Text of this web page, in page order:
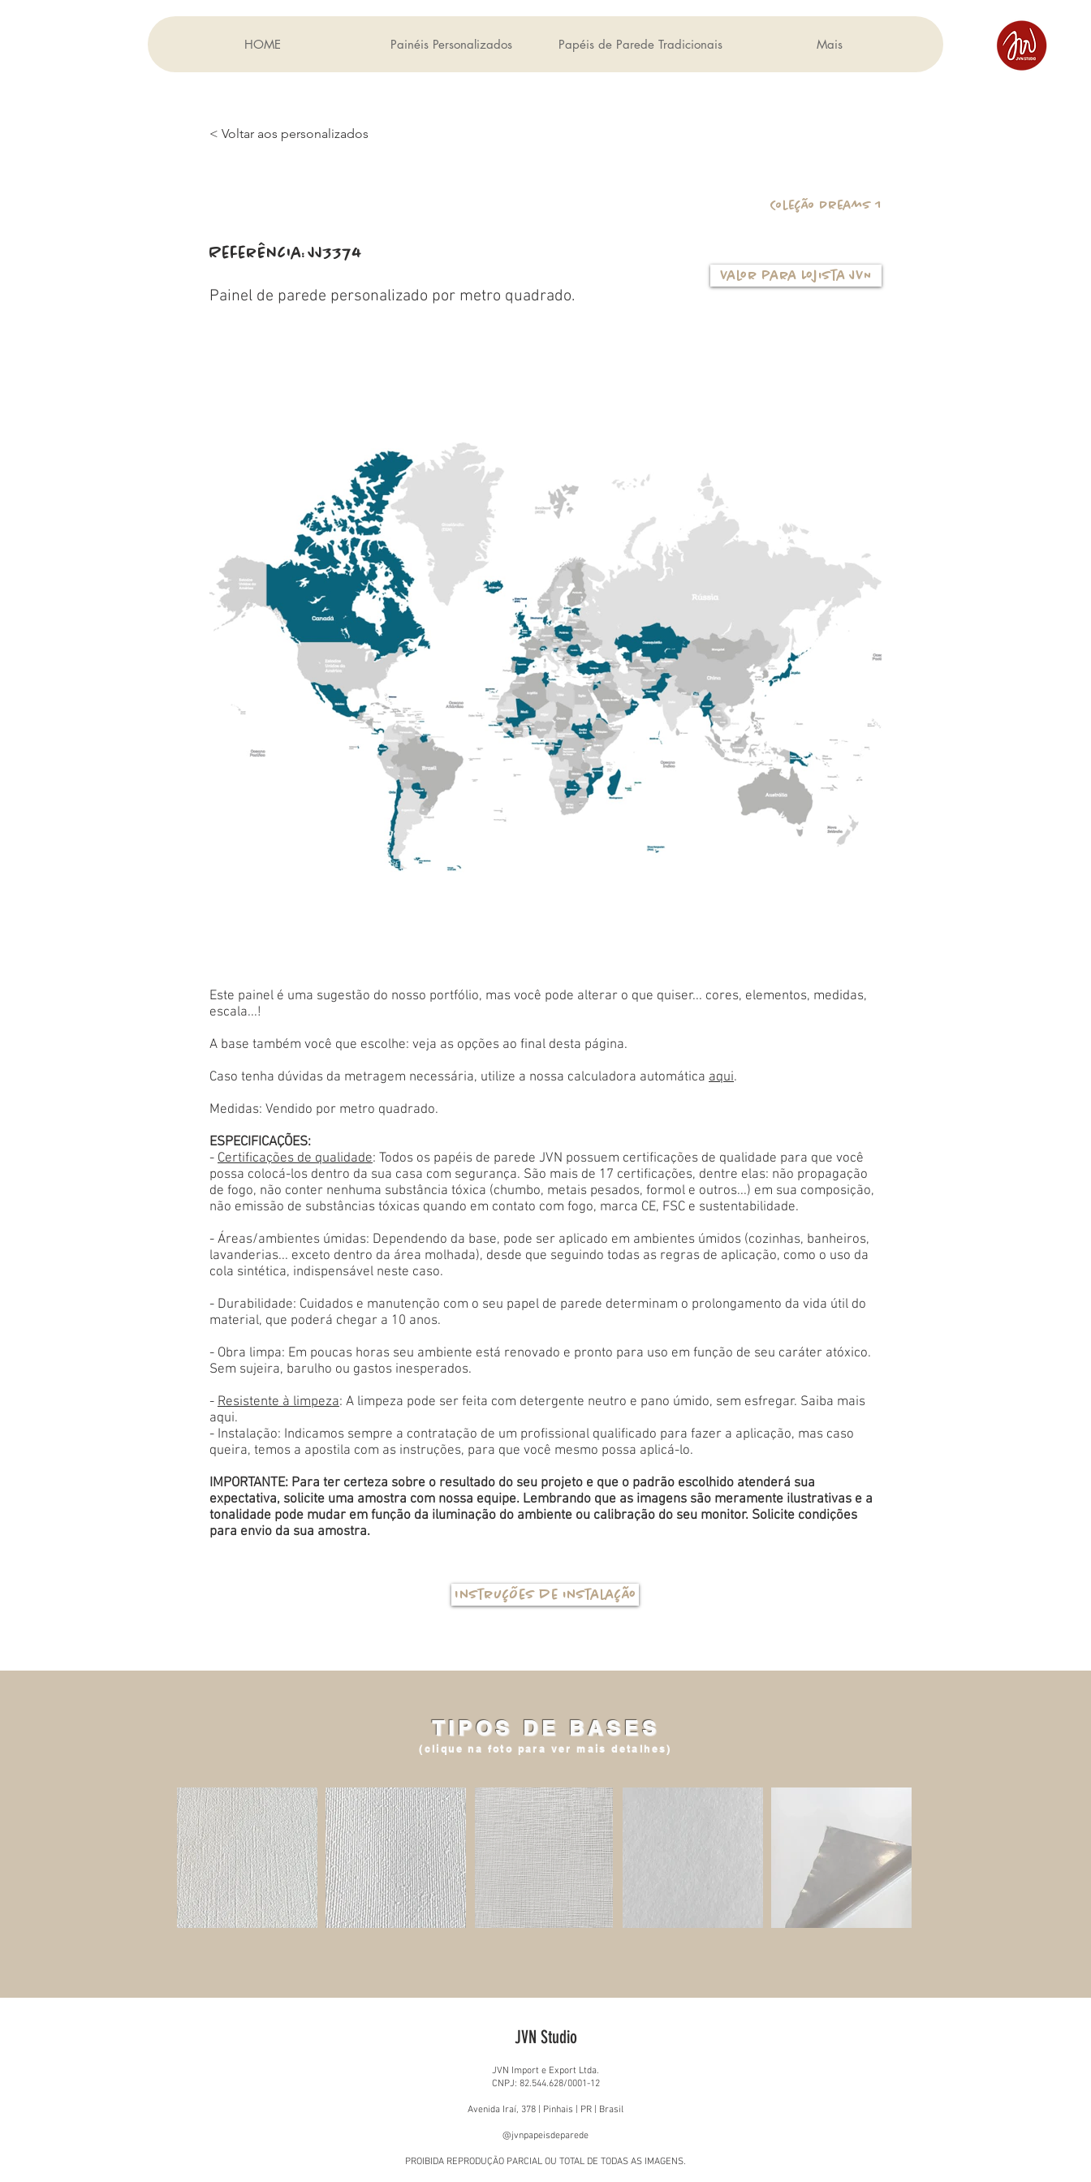
HOME Painéis Personalizados Papéis de Parede Tradicionais Mais
< Voltar aos personalizados
Coleção Dreams 1
Referência: JJ3374
Painel de parede personalizado por metro quadrado.
Valor para Lojista JVN
Este painel é uma sugestão do nosso portfólio, mas você pode alterar o que quiser... cores, elementos, medidas,
escala...!
A base também você que escolhe: veja as opções ao final desta página.
Caso tenha dúvidas da metragem necessária, utilize a nossa calculadora automática aqui.
Medidas: Vendido por metro quadrado.
ESPECIFICAÇÕES:
- Certificações de qualidade: Todos os papéis de parede JVN possuem certificações de qualidade para que você
possa colocá-los dentro da sua casa com segurança. São mais de 17 certificações, dentre elas: não propagação
de fogo, não conter nenhuma substância tóxica (chumbo, metais pesados, formol e outros...) em sua composição,
não emissão de substâncias tóxicas quando em contato com fogo, marca CE, FSC e sustentabilidade.
- Áreas/ambientes úmidas: Dependendo da base, pode ser aplicado em ambientes úmidos (cozinhas, banheiros,
lavanderias... exceto dentro da área molhada), desde que seguindo todas as regras de aplicação, como o uso da
cola sintética, indispensável neste caso.
- Durabilidade: Cuidados e manutenção com o seu papel de parede determinam o prolongamento da vida útil do
material, que poderá chegar a 10 anos.
- Obra limpa: Em poucas horas seu ambiente está renovado e pronto para uso em função de seu caráter atóxico.
Sem sujeira, barulho ou gastos inesperados.
- Resistente à limpeza: A limpeza pode ser feita com detergente neutro e pano úmido, sem esfregar. Saiba mais
aqui.
- Instalação: Indicamos sempre a contratação de um profissional qualificado para fazer a aplicação, mas caso
queira, temos a apostila com as instruções, para que você mesmo possa aplicá-lo.
IMPORTANTE: Para ter certeza sobre o resultado do seu projeto e que o padrão escolhido atenderá sua
expectativa, solicite uma amostra com nossa equipe. Lembrando que as imagens são meramente ilustrativas e a
tonalidade pode mudar em função da iluminação do ambiente ou calibração do seu monitor. Solicite condições
para envio da sua amostra.
Instruções de instalação
TIPOS DE BASES
(clique na foto para ver mais detalhes)
JVN Studio
JVN Import e Export Ltda.
CNPJ: 82.544.628/0001-12
Avenida Iraí, 378 | Pinhais | PR | Brasil
@jvnpapeisdeparede
PROIBIDA REPRODUÇÃO PARCIAL OU TOTAL DE TODAS AS IMAGENS.